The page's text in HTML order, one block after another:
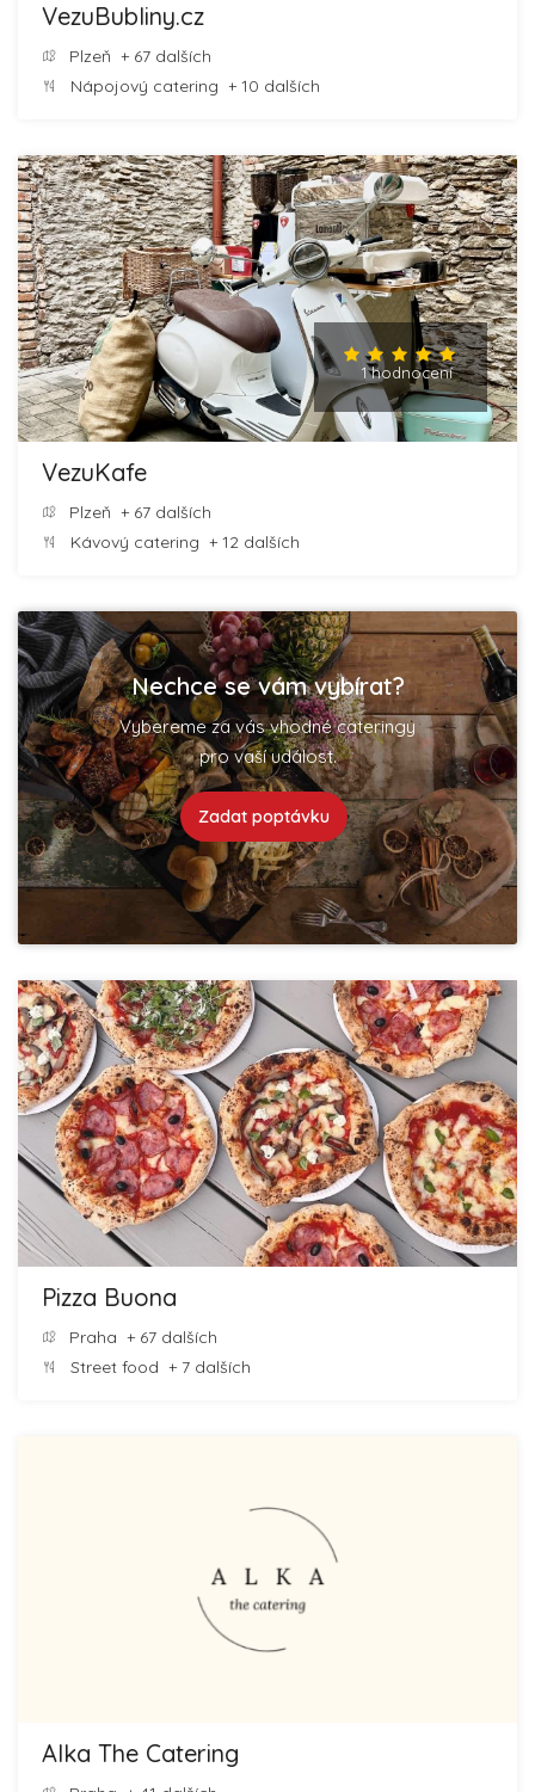
VezuBubliny.cz
Plzeň + 67 dalších
Nápojový catering + 10 dalších
1 hodnocení
VezuKafe
Plzeň + 67 dalších
Kávový catering + 12 dalších
Nechce se vám vybírat?
Vybereme za vás vhodné cateringy
pro vaší událost.
Zadat poptávku
Pizza Buona
Praha + 67 dalších
Street food + 7 dalších
Alka The Catering